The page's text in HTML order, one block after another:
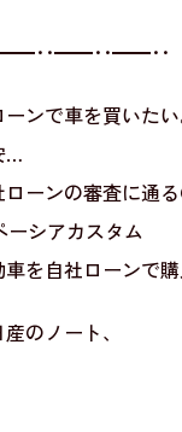
･･━━･･━━･･
ンで車を買いたい
…
ローンの審査に通
ーシアカスタム
を自社ローンで購
のノート、